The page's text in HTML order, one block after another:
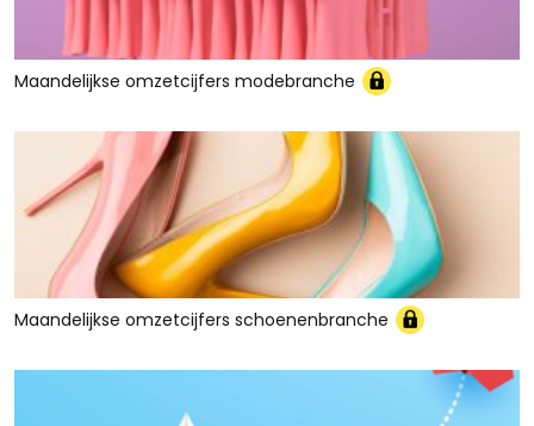
Maandelijkse omzetcijfers modebranche
Maandelijkse omzetcijfers schoenenbranche